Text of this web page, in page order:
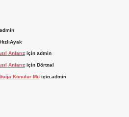
admin
HızlıAyak
Anlarıziçin admin
Anlarıziçin Dörtnal
Konulur Muiçin admin